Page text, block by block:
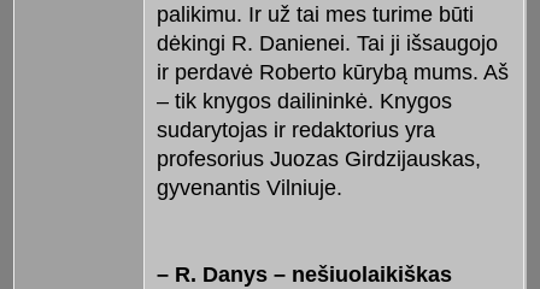
palikimu. Ir už tai mes turime būti
dėkingi R. Danienei. Tai ji išsaugojo
ir perdavė Roberto kūrybą mums. Aš
– tik knygos dailininkė. Knygos
sudarytojas ir redaktorius yra
profesorius Juozas Girdzijauskas,
gyvenantis Vilniuje.
– R. Danys – nešiuolaikiškas